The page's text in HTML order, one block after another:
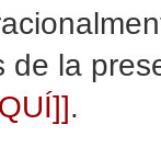
de la
.